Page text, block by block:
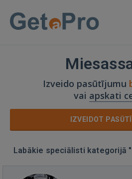
Izveido pasūtījumu
vai apskati
IZVEIDOT
Labākie speciālisti kategorijā